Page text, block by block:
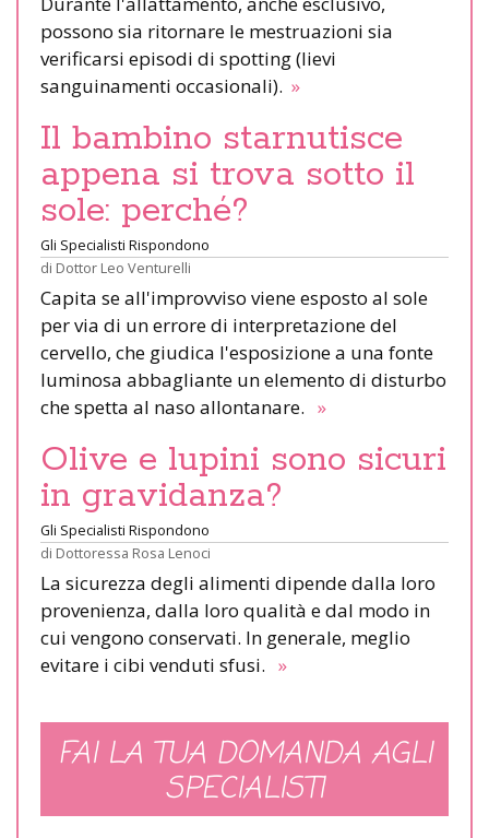
possono sia ritornare le mestruazioni sia
verificarsi episodi di spotting (lievi
sanguinamenti occasionali). »
Il bambino starnutisce
appena si trova sotto il
sole: perché?
Gli Specialisti Rispondono
di Dottor Leo Venturelli
Capita se all'improvviso viene esposto al sole
per via di un errore di interpretazione del
cervello, che giudica l'esposizione a una fonte
luminosa abbagliante un elemento di disturbo
che spetta al naso allontanare. »
Olive e lupini sono sicuri
in gravidanza?
Gli Specialisti Rispondono
di Dottoressa Rosa Lenoci
La sicurezza degli alimenti dipende dalla loro
provenienza, dalla loro qualità e dal modo in
cui vengono conservati. In generale, meglio
evitare i cibi venduti sfusi. »
FAI LA TUA DOMANDA AGLI
SPECIALISTI